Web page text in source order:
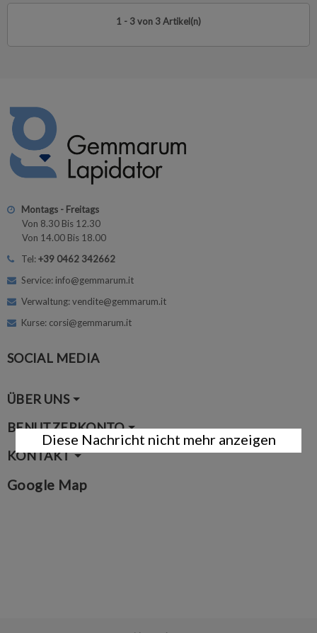
1 - 3 von 3 Artikel(n)
Montags - Freitags
Von 8.30 Bis 12.30
Von 14.00 Bis 18.00
Tel:+39 0462 342662
Service: info@gemmarum.it
Verwaltung: vendite@gemmarum.it
Kurse: corsi@gemmarum.it
SOCIAL MEDIA
ÜBER UNS
BENUTZERKONTO
KONTAKT
Google Map
Diese Nachricht nicht mehr anzeigen